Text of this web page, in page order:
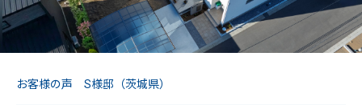
お客様の声 S様邸（茨城県）